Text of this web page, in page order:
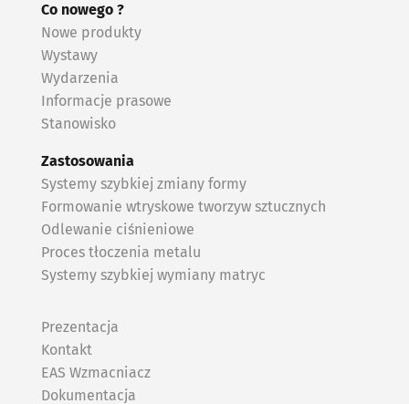
Co nowego ?
Nowe produkty
Wystawy
Wydarzenia
Informacje prasowe
Stanowisko
Zastosowania
Systemy szybkiej zmiany formy
Formowanie wtryskowe tworzyw sztucznych
Odlewanie ciśnieniowe
Proces tłoczenia metalu
Systemy szybkiej wymiany matryc
Prezentacja
Kontakt
EAS Wzmacniacz
Dokumentacja